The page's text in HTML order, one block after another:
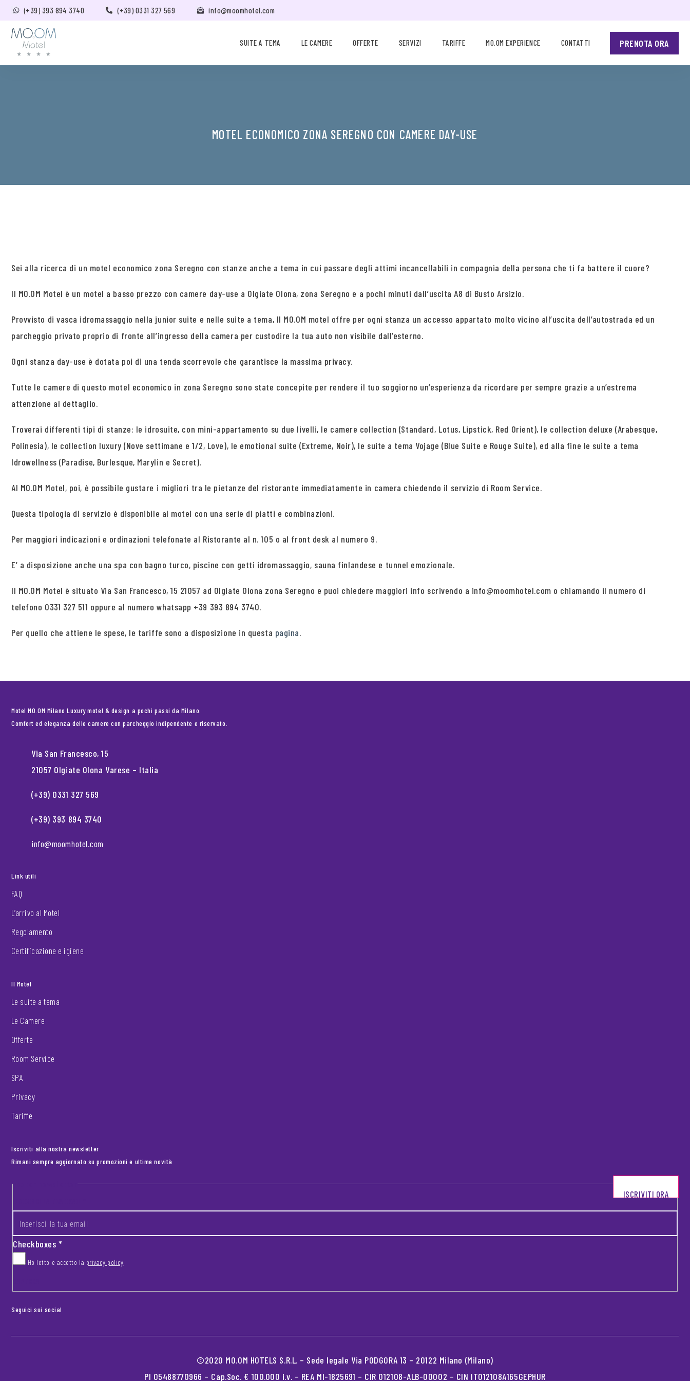
(+39) 393 894 3740 (+39) 0331 327 569 info@moomhotel.com
SUITE A TEMA LE CAMERE OFFERTE SERVIZI TARIFFE MO.OM EXPERIENCE CONTATTI PRENOTA ORA
MOTEL ECONOMICO ZONA SEREGNO CON CAMERE DAY-USE
Sei alla ricerca di un motel economico zona Seregno con stanze anche a tema in cui passare degli attimi incancellabili in compagnia della persona che ti fa battere il cuore?
Il MO.OM Motel è un motel a basso prezzo con camere day-use a Olgiate Olona, zona Seregno e a pochi minuti dall’uscita A8 di Busto Arsizio.
Provvisto di vasca idromassaggio nella junior suite e nelle suite a tema, Il MO.OM motel offre per ogni stanza un accesso appartato molto vicino all’uscita dell’autostrada ed un
parcheggio privato proprio di fronte all’ingresso della camera per custodire la tua auto non visibile dall’esterno.
Ogni stanza day-use è dotata poi di una tenda scorrevole che garantisce la massima privacy.
Tutte le camere di questo motel economico in zona Seregno sono state concepite per rendere il tuo soggiorno un’esperienza da ricordare per sempre grazie a un’estrema
attenzione al dettaglio.
Troverai differenti tipi di stanze: le idrosuite, con mini-appartamento su due livelli, le camere collection (Standard, Lotus, Lipstick, Red Orient), le collection deluxe (Arabesque,
Polinesia), le collection luxury (Nove settimane e 1/2, Love), le emotional suite (Extreme, Noir), le suite a tema Vojage (Blue Suite e Rouge Suite), ed alla fine le suite a tema
Idrowellness (Paradise, Burlesque, Marylin e Secret).
Al MO.OM Motel, poi, è possibile gustare i migliori tra le pietanze del ristorante immediatamente in camera chiedendo il servizio di Room Service.
Questa tipologia di servizio è disponibile al motel con una serie di piatti e combinazioni.
Per maggiori indicazioni e ordinazioni telefonate al Ristorante al n. 105 o al front desk al numero 9.
E’ a disposizione anche una spa con bagno turco, piscine con getti idromassaggio, sauna finlandese e tunnel emozionale.
Il MO.OM Motel è situato Via San Francesco, 15 21057 ad Olgiate Olona zona Seregno e puoi chiedere maggiori info scrivendo a info@moomhotel.com o chiamando il numero di
telefono 0331 327 511 oppure al numero whatsapp +39 393 894 3740.
Per quello che attiene le spese, le tariffe sono a disposizione in questa pagina.
Motel MO.OM Milano Luxury motel & design a pochi passi da Milano.
Comfort ed eleganza delle camere con parcheggio indipendente e riservato.
Via San Francesco, 15
21057 Olgiate Olona Varese – Italia
(+39) 0331 327 569
(+39) 393 894 3740
info@moomhotel.com
Link utili
FAQ
L’arrivo al Motel
Regolamento
Certificazione e igiene
Il Motel
Le suite a tema
Le Camere
Offerte
Room Service
SPA
Privacy
Tariffe
Iscriviti alla nostra newsletter
Rimani sempre aggiornato su promozioni e ultime novità
Footer newsletter
Checkboxes*
Ho letto e accetto la privacy policy
ISCRIVITI ORA
Seguici sui social
©2020 MO.OM HOTELS S.R.L. – Sede legale Via PODGORA 13 – 20122 Milano (Milano)
PI 05488770966 – Cap.Soc. € 100.000 i.v. – REA MI-1825691 – CIR 012108-ALB-00002 – CIN IT012108A165GEPHUR